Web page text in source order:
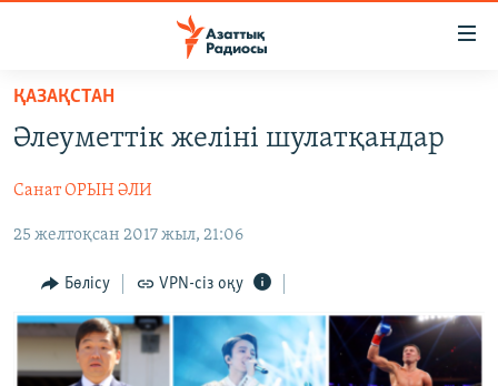
Skip
main
Skip
to
Navigation
Skip
Search
САЯСАТ
AZATTYQTV
ҚАҢТАР ОҚИҒАСЫ
АДАМ ҚҰҚЫҚТАРЫ
ӘЛЕУМЕТ
ӘЛЕМ
ҚАЗАҚСТАН
Әлеуметтік желіні шулатқандар
Санат ОРЫН ӘЛИ
25 желтоқсан 2017 жыл, 21:06
Бөлісу VPN-сіз оқу